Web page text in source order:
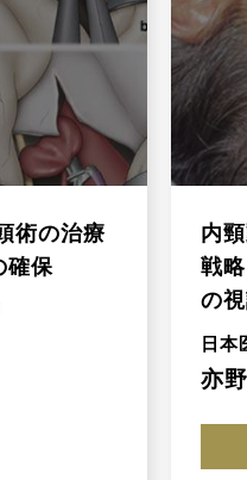
術の治療
保
内
戦
の
日本
亦